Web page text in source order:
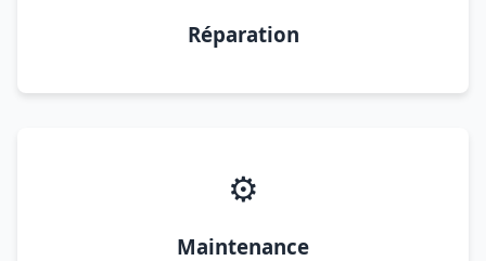
Réparation
⚙️
Maintenance